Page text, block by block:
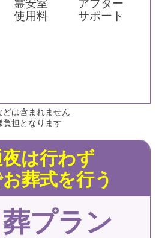
霊安室
使用料
アフター
サポート
は含まれません
担となります
は行わず
葬式を行う
プラン